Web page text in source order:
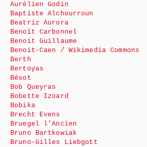
Aurélien Godin
Baptiste Alchourroun
Beatriz Aurora
Benoît Carbonnel
Benoit Guillaume
Benoit-Caen / Wikimedia Commons
Berth
Bertoyas
Bésot
Bob Queyras
Bobette Izoard
Bobika
Brecht Evens
Bruegel l’Ancien
Bruno Bartkowiak
Bruno-Gilles Liebgott